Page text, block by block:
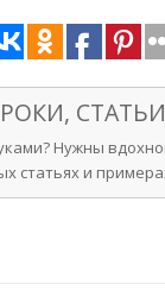
Нужны
статьях и